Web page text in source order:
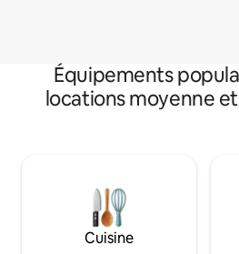
Équipements
locations moyenne
Cuisine